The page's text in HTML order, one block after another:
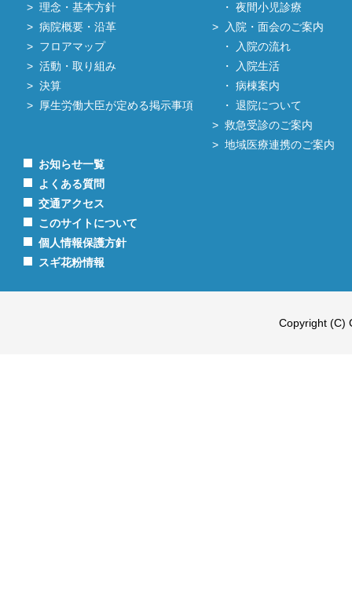
理念・基本方針
病院概要・沿革
フロアマップ
活動・取り組み
決算
厚生労働大臣が定める掲示事項
夜間小児診療
入院・面会のご案内
入院の流れ
入院生活
病棟案内
退院について
救急受診のご案内
地域医療連携のご案内
お知らせ一覧
よくある質問
交通アクセス
このサイトについて
個人情報保護方針
スギ花粉情報
Copyright (C)